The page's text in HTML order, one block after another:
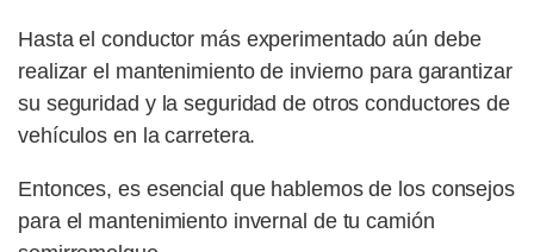
Hasta el conductor más experimentado aún debe
realizar el mantenimiento de invierno para garantizar
su seguridad y la seguridad de otros conductores de
vehículos en la carretera.
Entonces, es esencial que hablemos de los consejos
para el mantenimiento invernal de tu camión